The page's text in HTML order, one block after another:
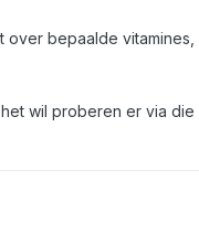
bepaalde
wil proberen er via